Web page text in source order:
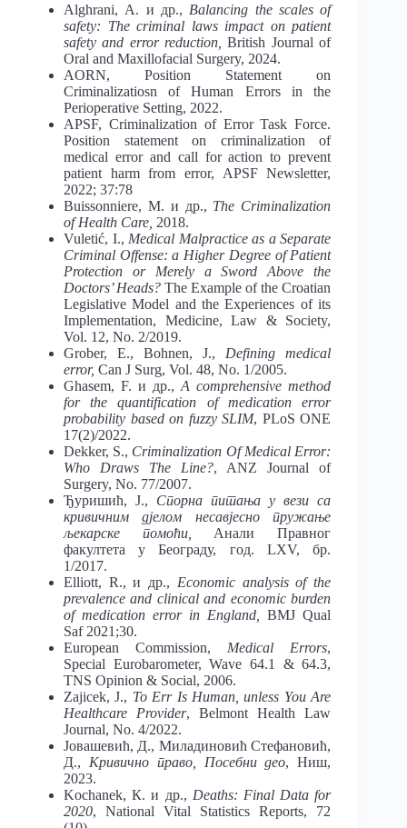
Alghrani, А. и др., Balancing the scales of
safety: The criminal laws impact on patient
safety and error reduction, British Journal of
Oral and Maxillofacial Surgery, 2024.
AORN, Position Statement on
Criminalizatiosn of Human Errors in the
Perioperative Setting, 2022.
APSF, Criminalization of Error Task Force.
Position statement on criminalization of
medical error and call for action to prevent
patient harm from error, APSF Newsletter,
2022; 37:78
Buissonniere, М. и др., The Criminalization
of Health Care, 2018.
Vuletić, I., Medical Malpractice as a Separate
Criminal Offense: a Higher Degree of Patient
Protection or Merely a Sword Above the
Doctors’ Heads? The Example of the Croatian
Legislative Model and the Experiences of its
Implementation, Medicine, Law & Society,
Vol. 12, No. 2/2019.
Grober, Е., Bohnen, Ј., Defining medical
error, Can J Surg, Vol. 48, No. 1/2005.
Ghasem, F. и др.,A comprehensive method
for the quantification of medication error
probability based on fuzzy SLIM, PLoS ONE
17(2)/2022.
Dеkker, S., Criminalization Of Medical Error:
Who Draws The Line?, ANZ Journal of
Surgery, No. 77/2007.
Ђуришић, Ј., Спорна питања у вези са
кривичним дјелом несавјесно пружање
љекарске помоћи,
Анали Правног
факултета у Београду, год. LXV, бр.
1/2017.
Elliott, R., и др., Economic analysis of the
prevalence and clinical and economic burden
of medication error in England,
BMJ Qual
Saf 2021;30.
European Commission, Medical Errors,
Special Eurobarometer, Wave 64.1 & 64.3,
TNS Opinion & Social, 2006.
Zajicek, J., To Err Is Human, unless You Are
Healthcare Provider, Belmont Health Law
Journal, No. 4/2022.
Јовашевић, Д., Миладиновић Стефановић,
Д., Кривично право, Посебни део, Ниш,
2023.
Kochanek, К. и др., Deaths: Final Data for
2020, National Vital Statistics Reports, 72